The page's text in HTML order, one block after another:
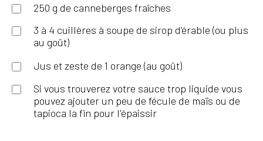
250 g de canneberges fraîches
3 à 4 cuillères à soupe de sirop d’érable (ou plus
au goût)
Jus et zeste de 1 orange (au goût)
Si vous trouverez votre sauce trop liquide vous
pouvez ajouter un peu de fécule de maïs ou de
tapioca la fin pour l'épaissir